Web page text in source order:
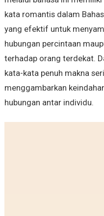
kata romantis dalam
yang efektif untuk
hubungan percintaan
terhadap orang terdekat.
kata-kata penuh makna
menggambarkan
hubungan antar individu.